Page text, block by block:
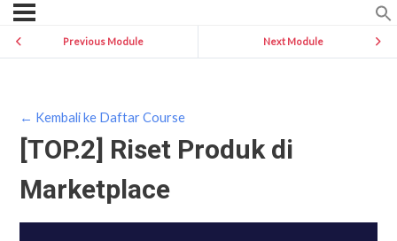
Previous Module Next Module
← Kembali ke Daftar Course
[TOP.2] Riset Produk di
Marketplace